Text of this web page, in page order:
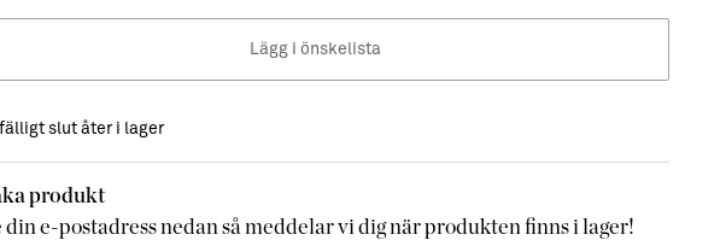
Lägg i önskelista
slut åter i lager
produkt
din e-postadress nedan så meddelar vi dig när produkten finns i lager!